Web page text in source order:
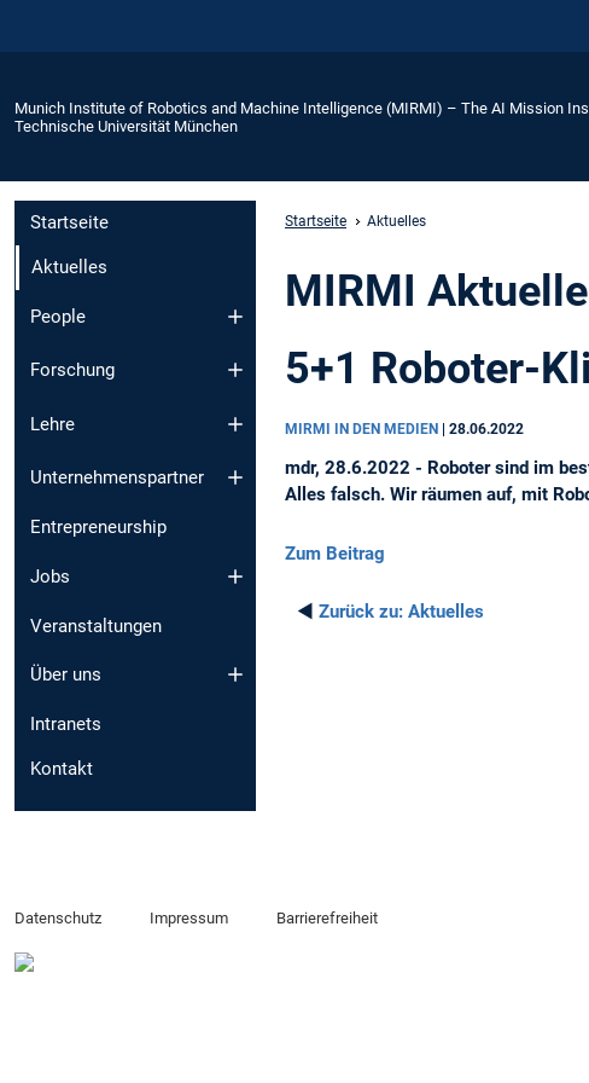
Munich Institute of Robotics and Machine Intelligence (MIRMI) – The AI Mission
Technische Universität München
Startseite
Aktuelles
People
Forschung
Lehre
Unternehmenspartner
Entrepreneurship
Jobs
Veranstaltungen
Über uns
Intranets
Kontakt
Startseite Aktuelles
MIRMI
5+1 Roboter-
MIRMI IN DEN MEDIEN | 28.06.2022
mdr, 28.6.2022 - Roboter sind im
Alles falsch. Wir räumen auf, mit
Zum Beitrag
◄ Zurück zu: Aktuelles
Datenschutz Impressum Barrierefreiheit